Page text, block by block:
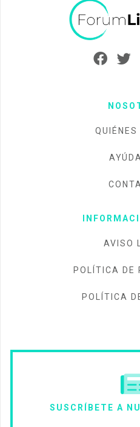
QUIÉNES
AVISO
POLÍTICA DE
POLÍTICA
SUSCRÍBETE A